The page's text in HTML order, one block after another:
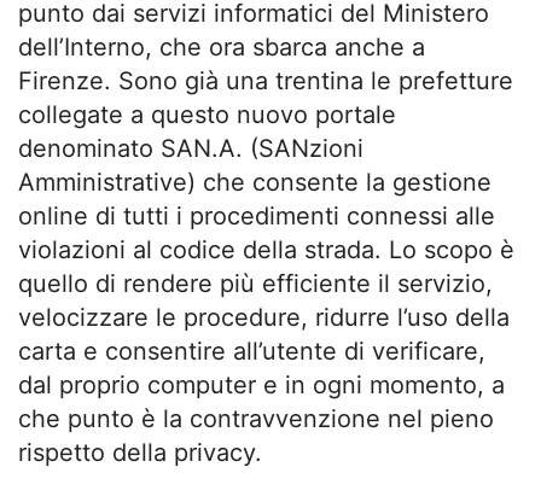
punto dai servizi informatici del Ministero
dell’Interno, che ora sbarca anche a
Firenze. Sono già una trentina le prefetture
collegate a questo nuovo portale
denominato SAN.A. (SANzioni
Amministrative) che consente la gestione
online di tutti i procedimenti connessi alle
violazioni al codice della strada. Lo scopo è
quello di rendere più efficiente il servizio,
velocizzare le procedure, ridurre l’uso della
carta e consentire all’utente di verificare,
dal proprio computer e in ogni momento, a
che punto è la contravvenzione nel pieno
rispetto della privacy.